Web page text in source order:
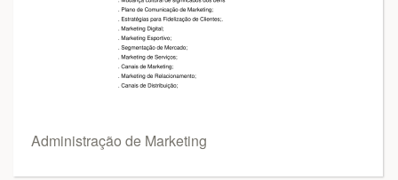
Administração de Marketing